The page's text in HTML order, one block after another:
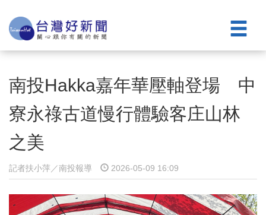
南投Hakka嘉年華壓軸登場 中
寮永祿古道慢行體驗客庄山林
之美
記者扶小萍／南投報導 2026-05-09 16:09